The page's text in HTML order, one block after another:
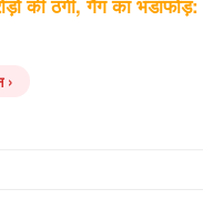
की ठगी, गैंग का भंडाफोड़: